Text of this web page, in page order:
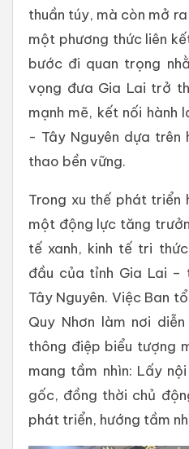
thuần túy, mà còn mở
một phương thức liên
bước đi quan trọng
vọng đưa Gia Lai trở
mạnh mẽ, kết nối hành
- Tây Nguyên dựa trên
thao bền vững.
Trong xu thế phát triển
một động lực tăng
tế xanh, kinh tế tri
đầu của tỉnh Gia Lai
Tây Nguyên. Việc Ban
Quy Nhơn làm nơi
thông điệp biểu tượng
mang tầm nhìn: Lấy
gốc, đồng thời chủ
phát triển, hướng tầm